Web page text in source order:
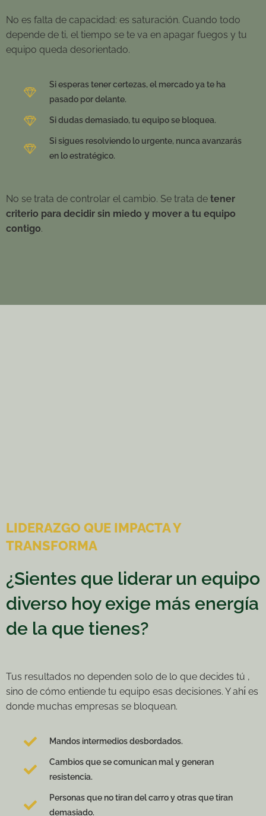
No es falta de capacidad: es saturación. Cuando todo
depende de ti, el tiempo se te va en apagar fuegos y tu
equipo queda desorientado.
Si esperas tener certezas, el mercado ya te ha
pasado por delante.
Si dudas demasiado, tu equipo se bloquea.
Si sigues resolviendo lo urgente, nunca avanzarás
en lo estratégico.
No se trata de controlar el cambio. Se trata de tener
criterio para decidir sin miedo y mover a tu equipo
contigo.
LIDERAZGO QUE IMPACTA Y
TRANSFORMA
¿Sientes que liderar un equipo
diverso hoy exige más energía
de la que tienes?
Tus resultados no dependen solo de lo que decides tú ,
sino de cómo entiende tu equipo esas decisiones. Y ahı́ es
donde muchas empresas se bloquean.
Mandos intermedios desbordados.
Cambios que se comunican mal y generan
resistencia.
Personas que no tiran del carro y otras que tiran
demasiado.